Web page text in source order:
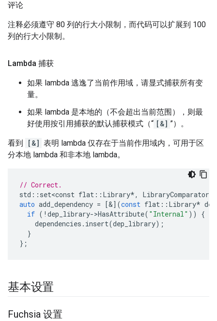
评论
注释必须遵守 80 列的行大小限制，而代码可以扩展到 100
列的行大小限制。
Lambda 捕获
如果 lambda 逃逸了当前作用域，请显式捕获所有变
量。
如果 lambda 是本地的（不会超出当前范围），则最
好使用按引用捕获的默认捕获模式（“ [&] ”）。
看到 [&] 表明 lambda 仅存在于当前作用域内，可用于区
分本地 lambda 和非本地 lambda。
// Correct.
std :: set<const flat :: Library*, LibraryComparator
auto add_dependency = [&](const flat :: Library*
if ( ! dep_library->HasAttribute( "Internal" ))
{
dependencies . insert(dep_library);
}
};
基本设置
Fuchsia 设置